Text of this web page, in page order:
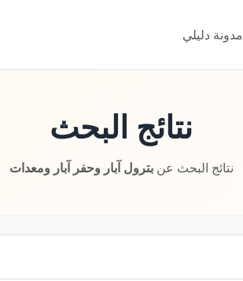
مدونة دليلي
نتائج البحث
نتائج البحث عنبترول آبار وحفر آبار ومعدات